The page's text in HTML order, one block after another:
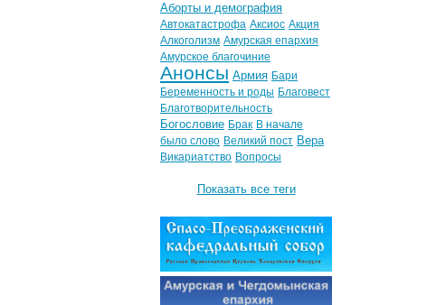
Аборты и демография
Автокатастрофа Аксиос Акция
Алкоголизм Амурская епархия
Амурское благочиние
Анонсы Армия Бари
Беременность и роды Благовест
Благотворительность
Богословие Брак В начале
было слово Великий пост Вера
Викариатство Вопросы
Показать все теги